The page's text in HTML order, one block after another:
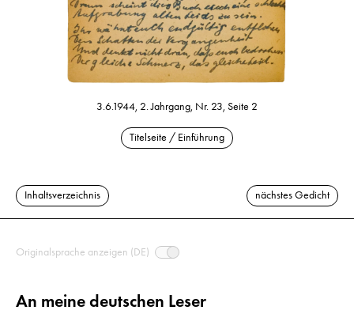
3.6.1944, 2. Jahrgang, Nr. 23, Seite 2
Titelseite / Einführung
Inhaltsverzeichnis nächstes Gedicht
Originalsprache anzeigen (DE)
An meine deutschen Leser